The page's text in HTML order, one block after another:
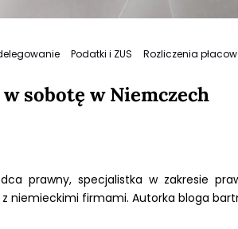
Podatki i ZUS Rozliczenia
sobotę w Niemczech
prawny, specjalistka w zakresie
niemieckimi firmami. Autorka bloga